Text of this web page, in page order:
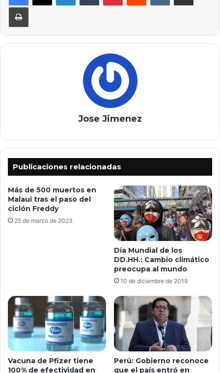
Imprimir
Jose Jimenez
Publicaciones relacionadas
Más de 500 muertos en
Malaui tras el paso del
ciclón Freddy
25 de marzo de 2023
Día Mundial de los
DD.HH.: Cambio climático
preocupa al mundo
10 de diciembre de 2019
Vacuna de Pfizer tiene
100% de efectividad en
Perú: Gobierno reconoce
que el país entró en